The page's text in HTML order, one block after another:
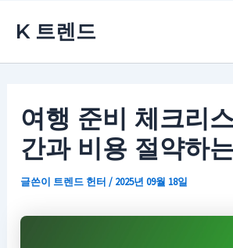
K 트렌드
여행 준비 체크리
간과 비용 절약하
글쓴이 트렌드 헌터/ 2025년 09월 18일